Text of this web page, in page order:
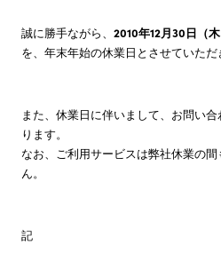
会社情報
サステナビリティ
誠に勝手ながら、 2010年12月30日（
を、年末年始の休業日とさせていただ
また、休業日に伴いまして、お問い
ります。
なお、ご利用サービスは弊社休業の
ん。
記